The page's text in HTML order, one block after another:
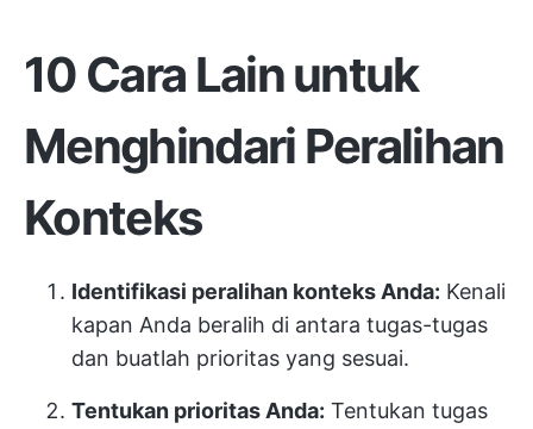
10 Cara Lain untuk
Menghindari Peralihan
Konteks
Identifikasi peralihan konteks Anda: Kenali
kapan Anda beralih di antara tugas-tugas
dan buatlah prioritas yang sesuai.
Tentukan prioritas Anda: Tentukan tugas